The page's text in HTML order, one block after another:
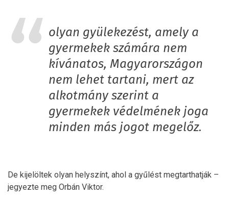
olyan gyülekezést, amely a
gyermekek számára nem
kívánatos, Magyarországon
nem lehet tartani, mert az
alkotmány szerint a
gyermekek védelmének joga
minden más jogot megelőz.
De kijelöltek olyan helyszínt, ahol a gyűlést megtarthatják –
jegyezte meg Orbán Viktor.